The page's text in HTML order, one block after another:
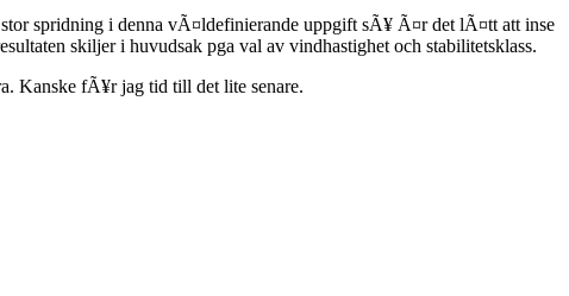
spridning i denna vÃ¤ldefinierande uppgift sÃ¥ Ã¤r det lÃ¤tt att inse
skiljer i huvudsak pga val av vindhastighet och stabilitetsklass.
Kanske fÃ¥r jag tid till det lite senare.